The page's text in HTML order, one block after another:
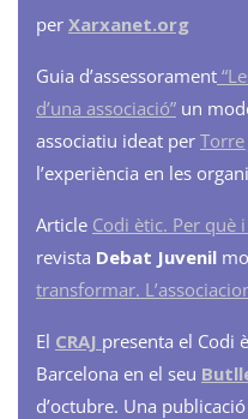
per Xarxanet.org
Guia d’assessorament
d’una associació” un
associatiu ideat per Torre
l’experiència en les
Article Codi ètic. Per què
revista Debat Juvenil
transformar.
El CRAJ presenta el Codi
Barcelona en el seu
d’octubre. Una